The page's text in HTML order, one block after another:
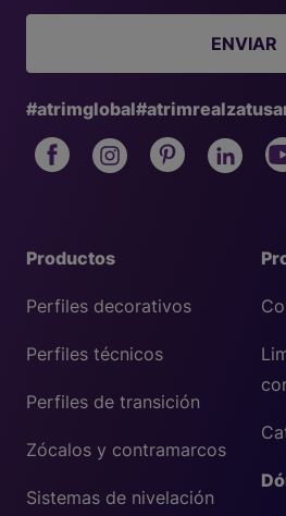
Productos
Perfiles decorativos
Perfiles técnicos
Perfiles de transición
Zócalos y contramarcos
Sistemas de nivelación
ENVIAR
#atrimglobal